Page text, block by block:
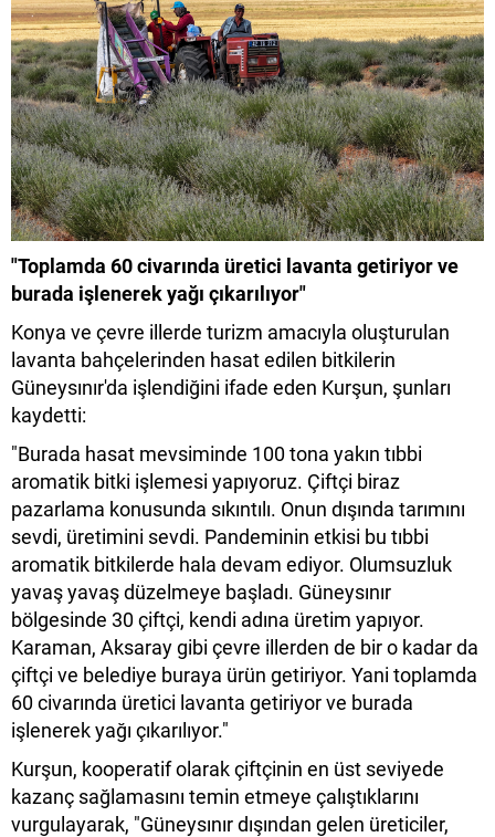
"Toplamda 60 civarında üretici lavanta getiriyor ve
burada işlenerek yağı çıkarılıyor"
Konya ve çevre illerde turizm amacıyla oluşturulan
lavanta bahçelerinden hasat edilen bitkilerin
Güneysınır'da işlendiğini ifade eden Kurşun, şunları
kaydetti:
"Burada hasat mevsiminde 100 tona yakın tıbbi
aromatik bitki işlemesi yapıyoruz. Çiftçi biraz
pazarlama konusunda sıkıntılı. Onun dışında tarımını
sevdi, üretimini sevdi. Pandeminin etkisi bu tıbbi
aromatik bitkilerde hala devam ediyor. Olumsuzluk
yavaş yavaş düzelmeye başladı. Güneysınır
bölgesinde 30 çiftçi, kendi adına üretim yapıyor.
Karaman, Aksaray gibi çevre illerden de bir o kadar da
çiftçi ve belediye buraya ürün getiriyor. Yani toplamda
60 civarında üretici lavanta getiriyor ve burada
işlenerek yağı çıkarılıyor."
Kurşun, kooperatif olarak çiftçinin en üst seviyede
kazanç sağlamasını temin etmeye çalıştıklarını
vurgulayarak, "Güneysınır dışından gelen üreticiler,